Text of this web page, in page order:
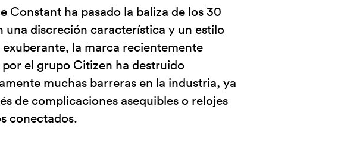
Constant ha pasado la baliza de los 30
una discreción característica y un estilo
exuberante, la marca recientemente
el grupo Citizen ha destruido
muchas barreras en la industria, ya
de complicaciones asequibles o relojes
conectados.